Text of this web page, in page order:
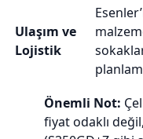
Ulaşım ve
Lojistik
Önemli Not:
fiyat odaklı